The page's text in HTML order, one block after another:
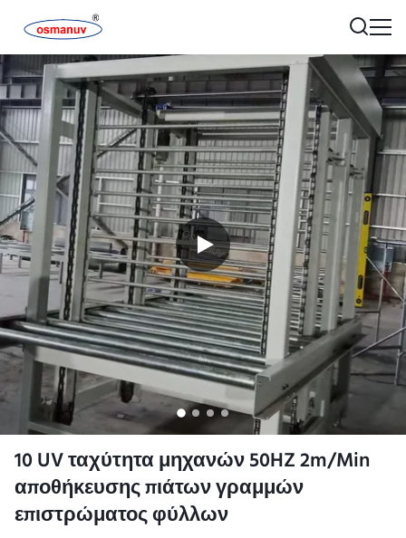
10 UV ταχύτητα μηχανών 50HZ 2m/Min
αποθήκευσης πιάτων γραμμών
επιστρώματος φύλλων